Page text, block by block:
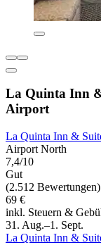
La Quinta Inn
Airport
La Quinta Inn &
Airport North
7,4/10
Gut
(2.512 Bewertungen)
69 €
inkl. Steuern &
31. Aug.–1. Sept.
La Quinta Inn &